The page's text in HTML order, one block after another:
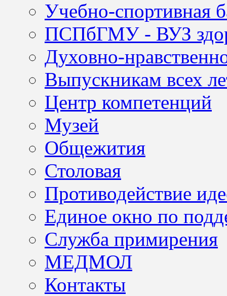
Учебно-спортивная
ПСПбГМУ - ВУЗ
Духовно-
Выпускникам всех
Центр компетенций
Музей
Общежития
Столовая
Противодействие
Единое окно по
Служба примирения
МЕДМОЛ
Контакты